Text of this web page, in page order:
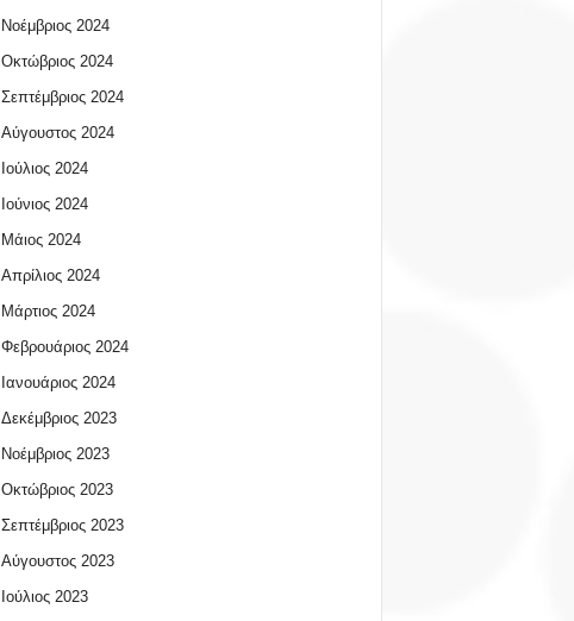
Νοέμβριος 2024
Οκτώβριος 2024
Σεπτέμβριος 2024
Αύγουστος 2024
Ιούλιος 2024
Ιούνιος 2024
Μάιος 2024
Απρίλιος 2024
Μάρτιος 2024
Φεβρουάριος 2024
Ιανουάριος 2024
Δεκέμβριος 2023
Νοέμβριος 2023
Οκτώβριος 2023
Σεπτέμβριος 2023
Αύγουστος 2023
Ιούλιος 2023